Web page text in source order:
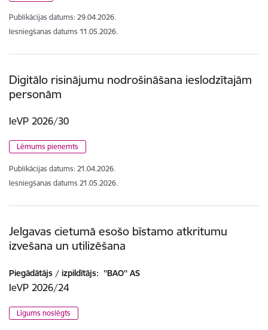
Publikācijas datums: 29.04.2026.
Iesniegšanas datums 11.05.2026.
Digitālo risinājumu nodrošināšana ieslodzītajām
personām
IeVP 2026/30
Lēmums pieņemts
Publikācijas datums: 21.04.2026.
Iesniegšanas datums 21.05.2026.
Jelgavas cietumā esošo bīstamo atkritumu
izvešana un utilizēšana
Piegādātājs / izpildītājs: ''BAO'' AS
IeVP 2026/24
Līgums noslēgts